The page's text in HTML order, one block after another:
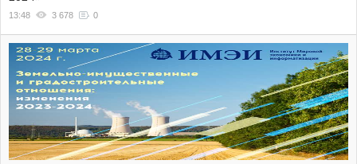
13:48 3 678 0